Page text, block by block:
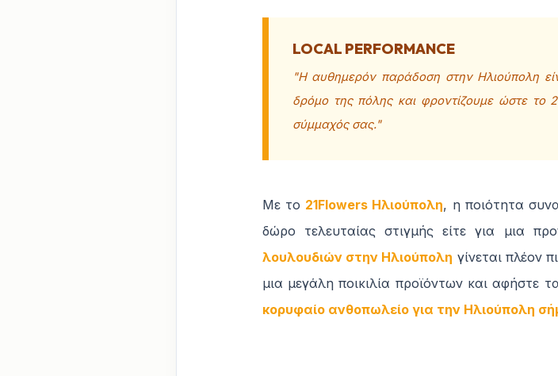
LOCAL PERFORMANCE
"Η αυθημερόν παράδοση στην Ηλιούπολη
δρόμο της πόλης και φροντίζουμε ώστε το
σύμμαχός σας."
Με το 21Flowers Ηλιούπολη, η ποιότητα
δώρο τελευταίας στιγμής είτε για μια
λουλουδιών στην Ηλιούπολη γίνεται πλέον
μια μεγάλη ποικιλία προϊόντων και αφήστε
κορυφαίο ανθοπωλείο για την Ηλιούπολη